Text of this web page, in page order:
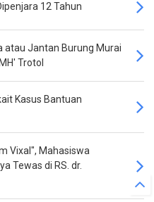
12 Tahun
atau Jantan Burung Murai
Trotol
Kasus Bantuan
Vixal", Mahasiswa
Tewas di RS. dr.